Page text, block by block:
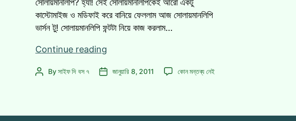
সোলায়মানলিপি? হ্যা! সেই সোলায়মানলিপিকেই আরো একটু
কাস্টোমাইজ ও মডিফাই করে বানিয়ে ফেললাম আজ সোলায়মানলিপি
ভার্সন টু! সোলায়মানলিপি ফন্টটা নিয়ে কাজ করলাম…
Continue reading
আনঅফিসিয়াল
PostByসাইফ দি বস ৭
Postজানুয়ারি 8, 2011
বানিয়ে
কোন মন্তব্য নেই